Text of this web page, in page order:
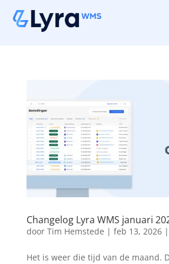
Changelog Lyra WMS januari
door Tim Hemstede | feb 13, 2026|
Het is weer die tijd van de maand.